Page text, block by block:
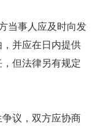
当事人应及时向发
并应在日内提供
但法律另有规定
议，双方应协商